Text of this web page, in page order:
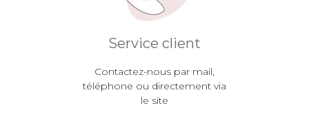
Service client
Contactez-nous par mail,
téléphone ou directement via
le site